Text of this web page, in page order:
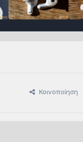
Κοινοποίηση